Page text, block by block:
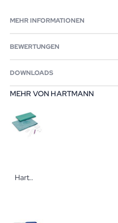
MEHR INFORMATIONEN
BEWERTUNGEN
DOWNLOADS
MEHR VON HARTMANN
Hartmann IVOM-Sets Standard mit Auffangbeutel